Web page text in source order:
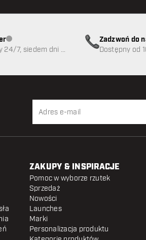
Obsługa klienta niedostępna
24/7, siedem dni w
Zadzwoń do
89
Dostępny od
ZAKUPY & INSPIRACJE
Pomoc w wyborze rzutek
Sprzedaż
Nowości
Launches
Marki
Personalizacja produktu